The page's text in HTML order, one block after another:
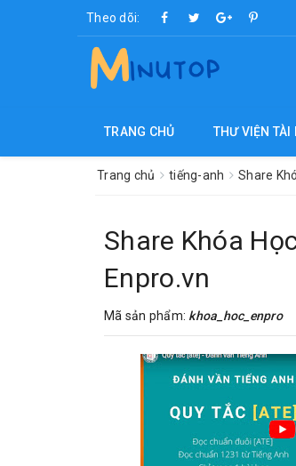
Theo dõi:
TRANG CHỦ THƯ VIỆN TÀI
Trang chủ tiếng-anh Share
Share Khóa
Enpro.vn
Mã sản phẩm: khoa_hoc_enpro